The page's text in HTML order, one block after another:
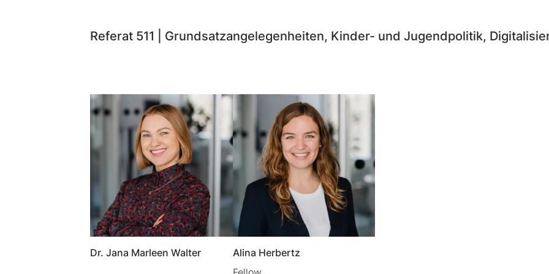
Referat 511 | Grundsatzangelegenheiten, Kinder- und Jugendpolitik,
Dr. Jana Marleen Walter
Alina Herbertz